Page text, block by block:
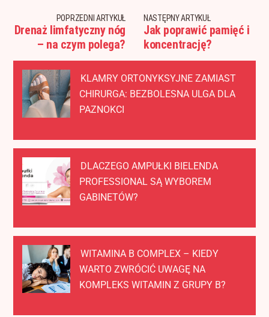
POPRZEDNI ARTYKUŁ
Drenaż limfatyczny nóg
– na czym polega?
NASTĘPNY ARTYKUŁ
Jak poprawić pamięć i
koncentrację?
KLAMRY ORTONYKSYJNE ZAMIAST
CHIRURGA: BEZBOLESNA ULGA DLA
PAZNOKCI
DLACZEGO AMPUŁKI BIELENDA
PROFESSIONAL SĄ WYBOREM
GABINETÓW?
WITAMINA B COMPLEX – KIEDY
WARTO ZWRÓCIĆ UWAGĘ NA
KOMPLEKS WITAMIN Z GRUPY B?